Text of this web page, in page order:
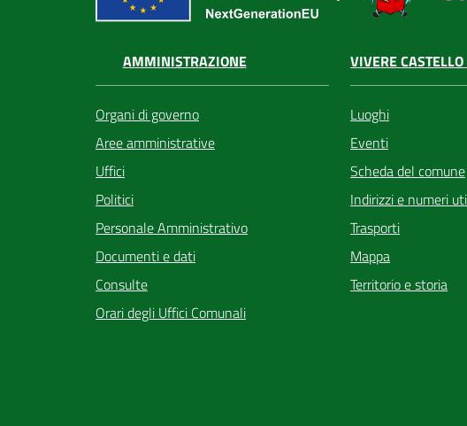
AMMINISTRAZIONE
Organi di governo
Aree amministrative
Uffici
Politici
Personale Amministrativo
Documenti e dati
Consulte
Orari degli Uffici Comunali
VIVERE
Luoghi
Eventi
Scheda del comune
Indirizzi e numeri
Trasporti
Mappa
Territorio e storia